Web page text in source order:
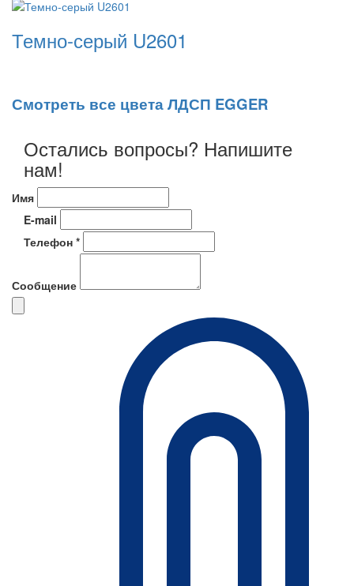
Темно-серый U2601
Смотреть все цвета ЛДСП EGGER
Остались вопросы? Напишите
нам!
Имя
E-mail
Телефон *
Сообщение